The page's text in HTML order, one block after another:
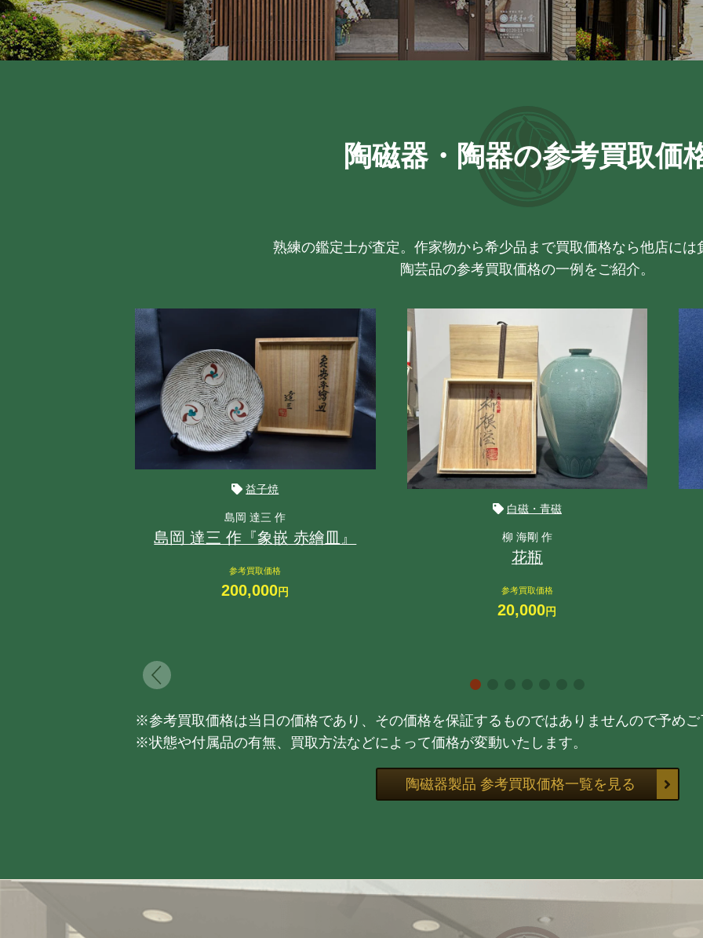
陶磁器・陶器の参考買取価
熟練の鑑定士が査定。作家物から希少品まで買取価格なら他店には
陶芸品の参考買取価格の一例をご紹介。
益子焼
島岡 達三 作
島岡 達三 作『象嵌 赤繪皿』
参考買取価格
200,000円
白磁・青磁
柳 海剛 作
花瓶
参考買取価格
20,000円
※参考買取価格は当日の価格であり、その価格を保証するものではありませんので予め
※状態や付属品の有無、買取方法などによって価格が変動いたします。
陶磁器製品 参考買取価格一覧を見る